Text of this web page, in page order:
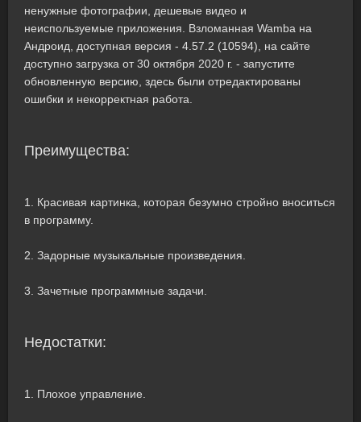
ненужные фотографии, дешевые видео и
неиспользуемые приложения. Взломанная Wambа на
Андроид, доступная версия - 4.57.2 (10594), на сайте
доступно загрузка от 30 октября 2020 г. - запустите
обновленную версию, здесь были отредактированы
ошибки и некорректная работа.
Преимущества:
1. Красивая картинка, которая безумно стройно вноситься
в программу.
2. Задорные музыкальные произведения.
3. Зачетные программные задачи.
Недостатки:
1. Плохое управление.